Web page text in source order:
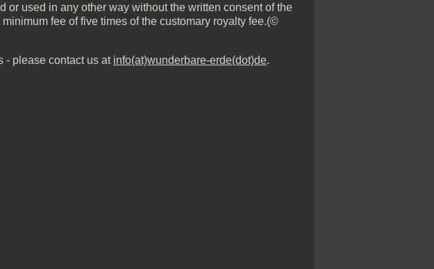
used in any other way without the written consent of the
fee of five times of the customary royalty fee.(©
- please contact us at info(at)wunderbare-erde(dot)de.